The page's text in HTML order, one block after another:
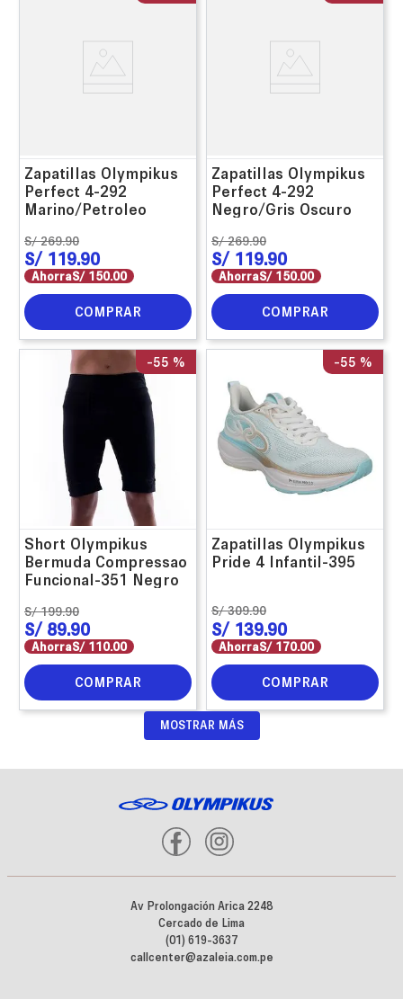
Zapatillas Olympikus
Perfect 4-292
Marino/Petroleo
S/ 269.90
S/ 119.90
AhorraS/ 150.00
COMPRAR
Zapatillas Olympikus
Perfect 4-292
Negro/Gris Oscuro
S/ 269.90
S/ 119.90
AhorraS/ 150.00
COMPRAR
-55 %
Short Olympikus
Bermuda Compressao
Funcional-351 Negro
S/ 199.90
S/ 89.90
AhorraS/ 110.00
COMPRAR
-55 %
Zapatillas Olympikus
Pride 4 Infantil-395
S/ 309.90
S/ 139.90
AhorraS/ 170.00
COMPRAR
MOSTRAR MÁS
Av Prolongación Arica 2248
Cercado de Lima
(01) 619-3637
callcenter@azaleia.com.pe